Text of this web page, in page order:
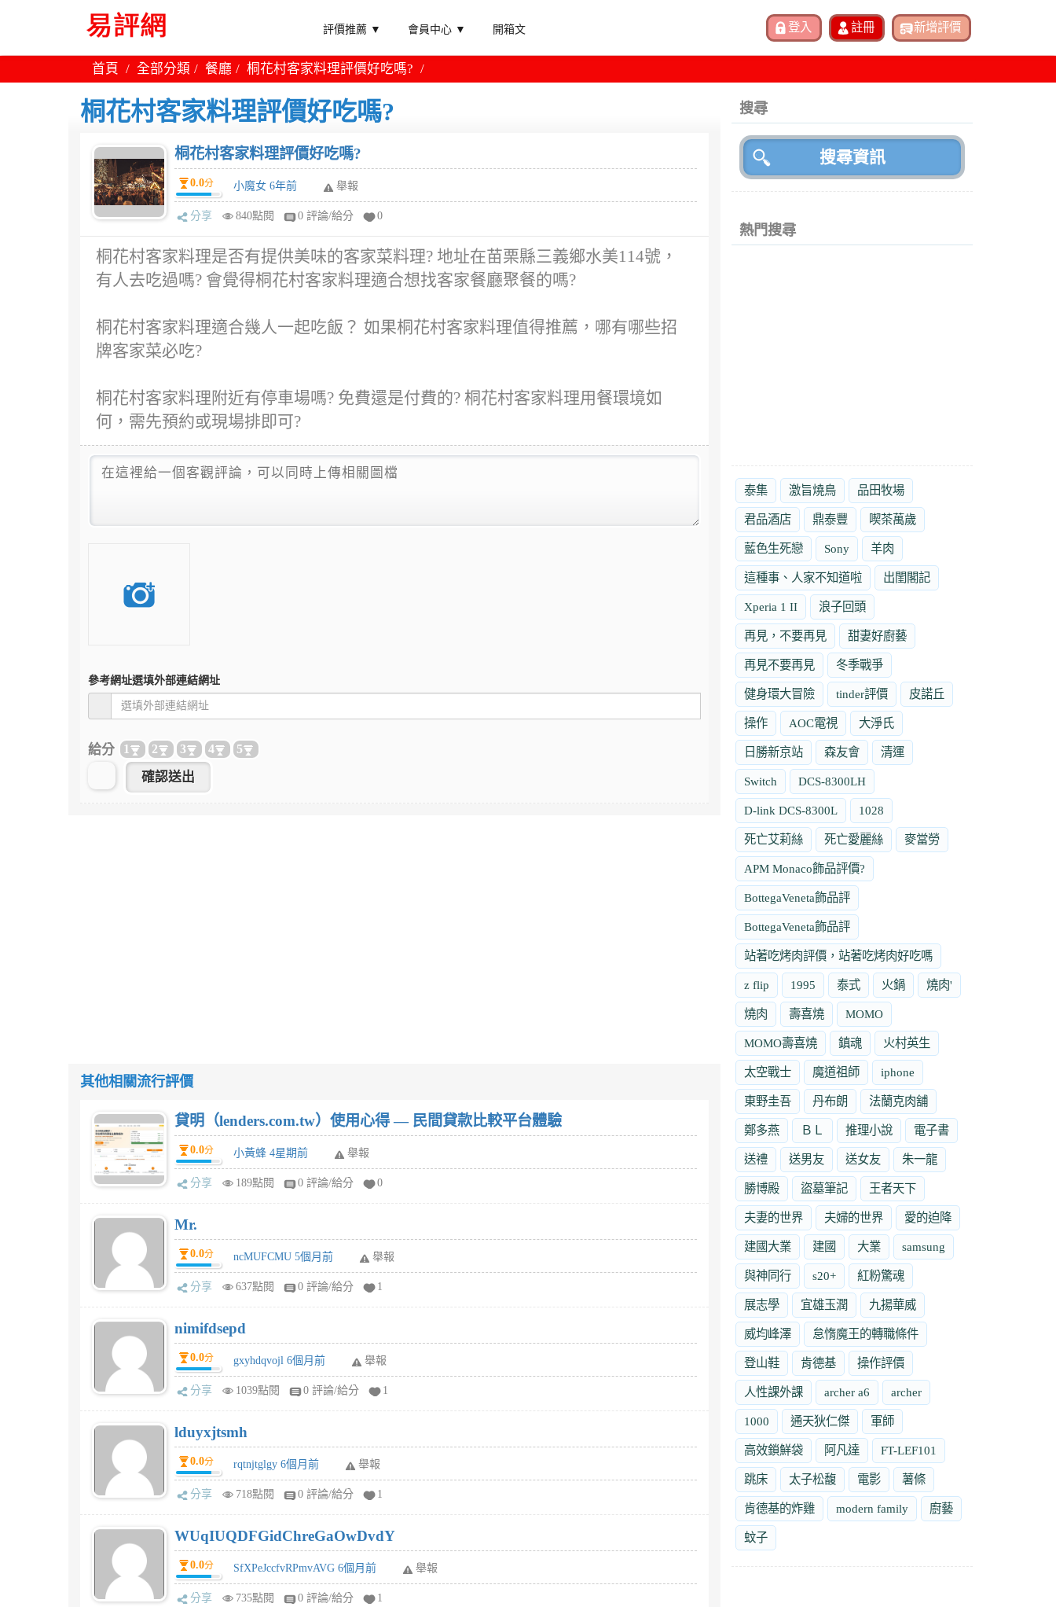
評價推薦 ▼ 會員中心 ▼ 開箱文
首頁 全部分類 餐廳 桐花村客家料理評價好吃嗎?
桐花村客家料理評價好吃嗎?
桐花村客家料理評價好吃嗎?
0.0分 小魔女 6年前 舉報
分享 840點閱 0 評論/給分 0
桐花村客家料理是否有提供美味的客家菜料理? 地址在苗栗縣三義鄉水美114號，
有人去吃過嗎? 會覺得桐花村客家料理適合想找客家餐廳聚餐的嗎?
桐花村客家料理適合幾人一起吃飯？ 如果桐花村客家料理值得推薦，哪有哪些招
牌客家菜必吃?
桐花村客家料理附近有停車場嗎? 免費還是付費的? 桐花村客家料理用餐環境如
何，需先預約或現場排即可?
參考網址選填外部連結網址
給分 1 2 3 4 5
其他相關流行評價
貸明（lenders.com.tw）使用心得 — 民間貸款比較平台體驗
0.0分 小黃蜂 4星期前 舉報
分享 189點閱 0 評論/給分 0
Mr.
0.0分 ncMUFCMU 5個月前 舉報
分享 637點閱 0 評論/給分 1
nimifdsepd
0.0分 gxyhdqvojl 6個月前 舉報
分享 1039點閱 0 評論/給分 1
lduyxjtsmh
0.0分 rqtnjtglgy 6個月前 舉報
分享 718點閱 0 評論/給分 1
WUqIUQDFGidChreGaOwDvdY
0.0分 SfXPeJccfvRPmvAVG 6個月前 舉報
分享 735點閱 0 評論/給分 1
搜尋
熱門搜尋
泰集 激旨燒鳥 品田牧場
君品酒店 鼎泰豐 喫茶萬歲
藍色生死戀 Sony 羊肉
這種事、人家不知道啦 出閨閣記
Xperia 1 II 浪子回頭
再見，不要再見 甜妻好廚藝
再見不要再見 冬季戰爭
健身環大冒險 tinder評價 皮諾丘
操作 AOC電視 大淨氏
日勝新京站 森友會 清運
Switch DCS-8300LH
D-link DCS-8300L 1028
死亡艾莉絲 死亡愛麗絲 麥當勞
APM Monaco飾品評價?
BottegaVeneta飾品評
BottegaVeneta飾品評
站著吃烤肉評價，站著吃烤肉好吃嗎
z flip 1995 泰式 火鍋 燒肉'
燒肉 壽喜燒 MOMO
MOMO壽喜燒 鎮魂 火村英生
太空戰士 魔道祖師 iphone
東野圭吾 丹布朗 法蘭克肉舖
鄭多燕 ＢＬ 推理小說 電子書
送禮 送男友 送女友 朱一龍
勝博殿 盜墓筆記 王者天下
夫妻的世界 夫婦的世界 愛的迫降
建國大業 建國 大業 samsung
與神同行 s20+ 紅粉驚魂
展志學 宜雄玉潤 九揚華威
威均峰澤 怠惰魔王的轉職條件
登山鞋 肯德基 操作評價
人性課外課 archer a6 archer
1000 通天狄仁傑 軍師
高效鎖鮮袋 阿凡達 FT-LEF101
跳床 太子松馥 電影 薯條
肯德基的炸雞 modern family 廚藝
蚊子